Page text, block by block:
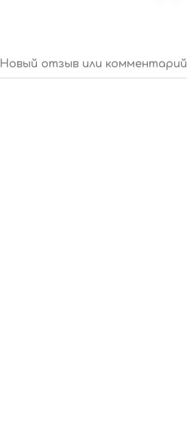
Новый отзыв или комментарий